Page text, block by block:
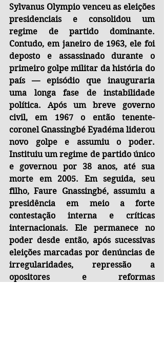
Sylvanus Olympio venceu as eleições
presidenciais e consolidou um
regime de partido dominante.
Contudo, em janeiro de 1963, ele foi
deposto e assassinado durante o
primeiro golpe militar da história do
país — episódio que inauguraria
uma longa fase de instabilidade
política. Após um breve governo
civil, em 1967 o então tenente-
coronel Gnassingbé Eyadéma liderou
novo golpe e assumiu o poder.
Instituiu um regime de partido único
e governou por 38 anos, até sua
morte em 2005. Em seguida, seu
filho, Faure Gnassingbé, assumiu a
presidência em meio a forte
contestação interna e críticas
internacionais. Ele permanece no
poder desde então, após sucessivas
eleições marcadas por denúncias de
irregularidades, repressão a
opositores e reformas